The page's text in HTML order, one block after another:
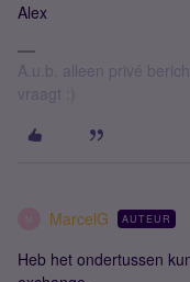
Alex
A.u.b. alleen privé
vraagt :)
MarcelG AUTEUR
Heb het ondertussen